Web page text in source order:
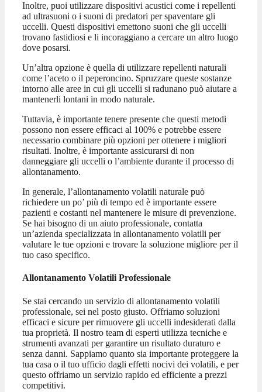
Inoltre, puoi utilizzare dispositivi acustici come i repellenti
ad ultrasuoni o i suoni di predatori per spaventare gli
uccelli. Questi dispositivi emettono suoni che gli uccelli
trovano fastidiosi e li incoraggiano a cercare un altro luogo
dove posarsi.
Un’altra opzione è quella di utilizzare repellenti naturali
come l’aceto o il peperoncino. Spruzzare queste sostanze
intorno alle aree in cui gli uccelli si radunano può aiutare a
mantenerli lontani in modo naturale.
Tuttavia, è importante tenere presente che questi metodi
possono non essere efficaci al 100% e potrebbe essere
necessario combinare più opzioni per ottenere i migliori
risultati. Inoltre, è importante assicurarsi di non
danneggiare gli uccelli o l’ambiente durante il processo di
allontanamento.
In generale, l’allontanamento volatili naturale può
richiedere un po’ più di tempo ed è importante essere
pazienti e costanti nel mantenere le misure di prevenzione.
Se hai bisogno di un aiuto professionale, contatta
un’azienda specializzata in allontanamento volatili per
valutare le tue opzioni e trovare la soluzione migliore per il
tuo caso specifico.
Allontanamento Volatili Professionale
Se stai cercando un servizio di allontanamento volatili
professionale, sei nel posto giusto. Offriamo soluzioni
efficaci e sicure per rimuovere gli uccelli indesiderati dalla
tua proprietà. Il nostro team di esperti utilizza tecniche e
strumenti avanzati per garantire un risultato duraturo e
senza danni. Sappiamo quanto sia importante proteggere la
tua casa o il tuo ufficio dagli effetti nocivi dei volatili, e per
questo offriamo un servizio rapido ed efficiente a prezzi
competitivi.